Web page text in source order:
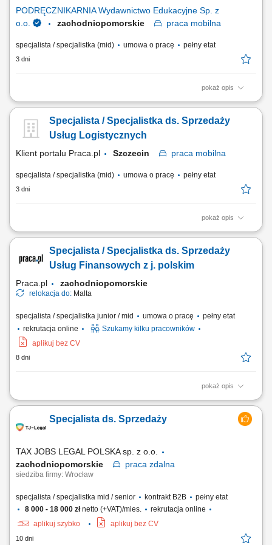
PODRĘCZNIKARNIA Wydawnictwo Edukacyjne Sp. z
o.o.
zachodniopomorskie praca mobilna
specjalista / specjalistka (mid) umowa o pracę pełny etat
3 dni
pokaż opis
Opis stanowiska: Aktywne pozyskiwanie klientów instytucjonalnych i
Prowadzenie prezentacji rozwiązań edukacyjnych, asortymentu
rozwojowego oraz nowoczesnych elektroniki i wyposażenia dla
Specjalista / Specjalistka ds. Sprzedaży
Usług Logistycznych
Klient portalu Praca.pl Szczecin praca mobilna
specjalista / specjalistka (mid) umowa o pracę pełny etat
3 dni
pokaż opis
Pozyskiwanie nowych klientów na wskazanym obszarze;
współpracy; Budowanie i utrzymywanie długofalowych relacji z
klientami biznesowymi; Realizacja celów sprzedażowych;
Specjalista / Specjalistka ds. Sprzedaży
Usług Finansowych z j. polskim
Praca.pl zachodniopomorskie
relokacja do: Malta
specjalista / specjalistka junior / mid umowa o pracę
pełny etat
rekrutacja online
Szukamy kilku pracowników
aplikuj bez CV
8 dni
pokaż opis
Zakres obowiązków: Telefoniczny kontakt z klientami zainteresowanymi
edukacji finansowej. Budowanie długofalowych relacji z klientami.
Pozyskiwanie nowych klientów i rozwijanie współpracy z partnerami
Specjalista ds. Sprzedaży
TAX JOBS LEGAL POLSKA sp. z o.o.
zachodniopomorskie
praca zdalna
siedziba firmy: Wrocław
specjalista / specjalistka mid / senior kontrakt B2B
pełny etat
8 000 - 18 000 złnetto (+VAT)/mies.
rekrutacja online
aplikuj szybko
aplikuj bez CV
10 dni